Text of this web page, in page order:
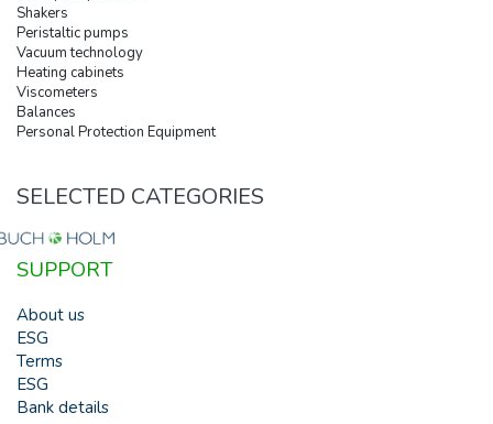
Shakers
Peristaltic pumps
Vacuum technology
Heating cabinets
Viscometers
Balances
Personal Protection Equipment
SELECTED CATEGORIES
SUPPORT
About us
ESG
Terms
ESG
Bank details